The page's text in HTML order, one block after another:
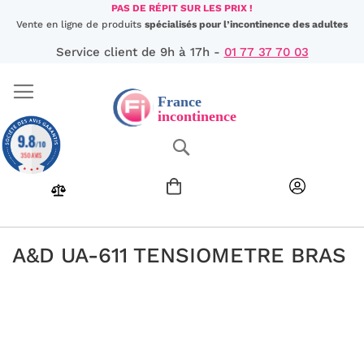
Aller
au
PAS DE RÉPIT SUR LES PRIX !
Vente en ligne de produits spécialisés pour l’incontinence des adultes
Service client de 9h à 17h - 01 77 37 70 03
A&D UA-611 TENSIOMETRE BRAS
9.8/10
350 AVIS